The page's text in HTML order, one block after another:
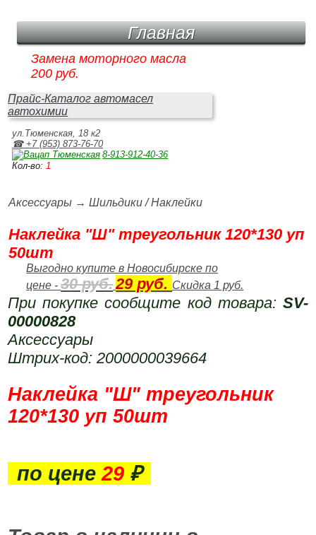
Главная
Замена моторного масла
200 руб.
Прайс-Каталог автомасел
автохимии
ул.Тюменская, 18 к2
☎ +7 (953) 873‑76‑70
8‑913‑912‑40‑36
Кол-во:1
Аксессуары →Шильдики / Наклейки
Наклейка "Ш" треугольник 120*130 уп
50шт
Выгодно купите в Новосибирске по
цене -30 руб.29 руб. Скидка 1 руб.
При покупке сообщите код товара: SV-
00000828
Аксессуары
Штрих-код: 2000000039664
Наклейка "Ш" треугольник
120*130 уп 50шт
по цене29 ₽